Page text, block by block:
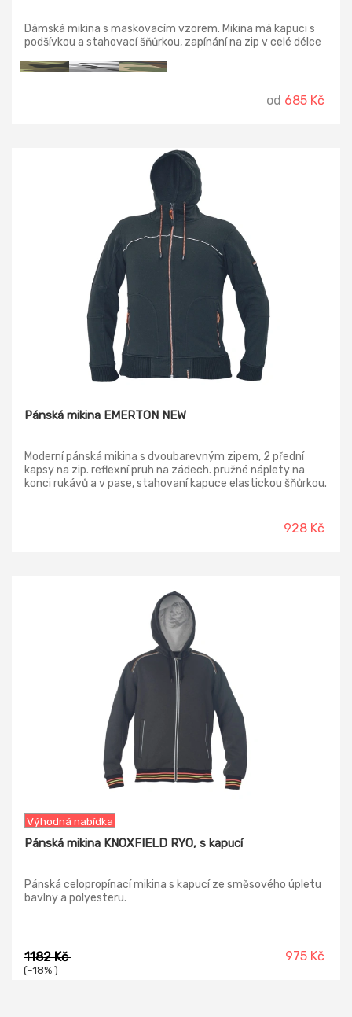
Dámská mikina s maskovacím vzorem. Mikina má kapuci s
podšívkou a stahovací šňůrkou, zapínání na zip v celé délce
žebrového úpletu 2:2 s 5 % elastanu. Lehce vypasovaný
od 685 Kč
Pánská mikina EMERTON NEW
Moderní pánská mikina s dvoubarevným zipem, 2 přední
kapsy na zip. reflexní pruh na zádech. pružné náplety na
konci rukávů a v pase, stahovaní kapuce elastickou šňůrkou.
928 Kč
Výhodná nabídka
Pánská mikina KNOXFIELD RYO, s kapucí
Pánská celopropínací mikina s kapucí ze směsového úpletu
bavlny a polyesteru.
1182 Kč
(-18% )
975 Kč